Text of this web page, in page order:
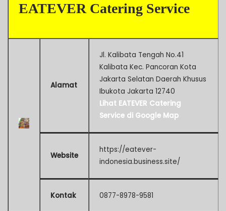
EATEVER Catering Service
Alamat
Jl. Kalibata Tengah No.41
Kalibata Kec. Pancoran Kota
Jakarta Selatan Daerah Khusus
Ibukota Jakarta 12740
Lihat EATEVER Catering
Service di Google Map
Website
https://eatever-
indonesia.business.site/
Kontak 0877-8978-9581